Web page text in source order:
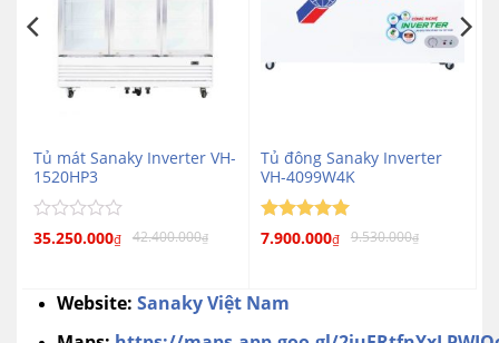
Tủ mát Sanaky Inverter VH-
1520HP3
Được
5
35.250.000₫ 42.400.000₫
Tủ đông Sanaky Inverter
VH-4099W4K
Được xếp
7.900.000₫ 9.530.000₫
Website: Sanaky Việt Nam